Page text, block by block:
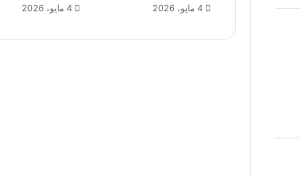
4 مايو، 2026 4 مايو، 2026